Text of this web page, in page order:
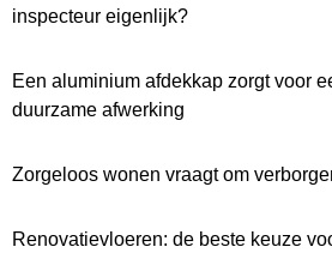
inspecteur eigenlijk?
Een aluminium afdekkap zorgt voor
duurzame afwerking
Zorgeloos wonen vraagt om
Renovatievloeren: de beste keuze